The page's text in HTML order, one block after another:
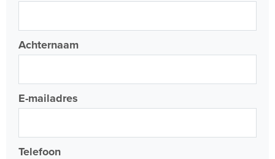
Achternaam
E-mailadres
Telefoon